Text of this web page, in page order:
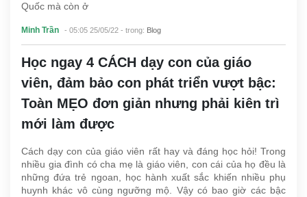
Quốc mà còn ở
Minh Trần - 05:05 25/05/22 - trong: Blog
Học ngay 4 CÁCH dạy con của giáo
viên, đảm bảo con phát triển vượt bậc:
Toàn MẸO đơn giản nhưng phải kiên trì
mới làm được
Cách dạy con của giáo viên rất hay và đáng học hỏi! Trong
nhiều gia đình có cha mẹ là giáo viên, con cái của họ đều là
những đứa trẻ ngoan, học hành xuất sắc khiến nhiều phụ
huynh khác vô cùng ngưỡng mộ. Vậy có bao giờ các bậc